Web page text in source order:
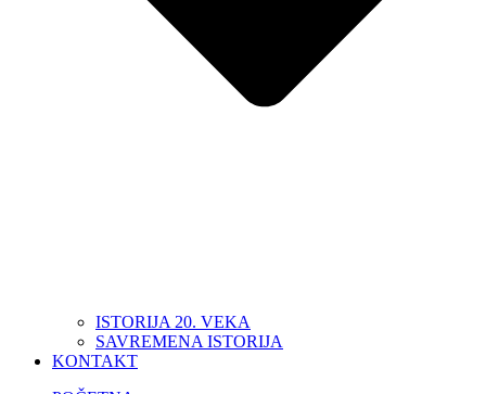
ISTORIJA 20. VEKA
SAVREMENA ISTORIJA
KONTAKT